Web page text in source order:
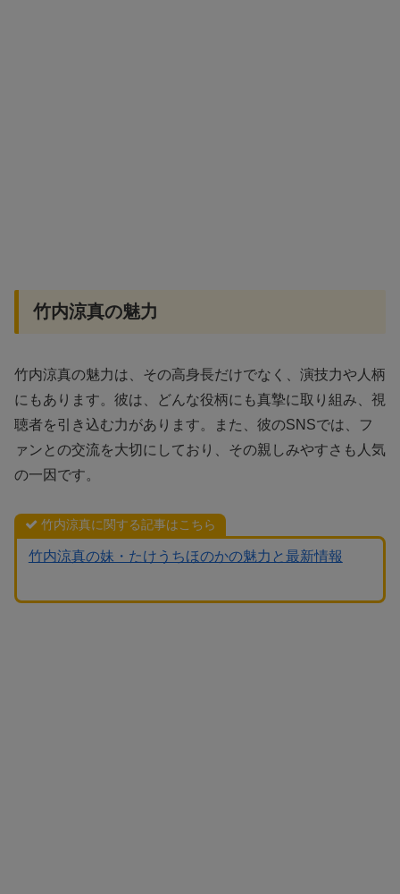
竹内涼真の魅力
竹内涼真の魅力は、その高身長だけでなく、演技力や人柄
にもあります。彼は、どんな役柄にも真摯に取り組み、視
聴者を引き込む力があります。また、彼のSNSでは、フ
ァンとの交流を大切にしており、その親しみやすさも人気
の一因です。
竹内涼真に関する記事はこちら
竹内涼真の妹・たけうちほのかの魅力と最新情報